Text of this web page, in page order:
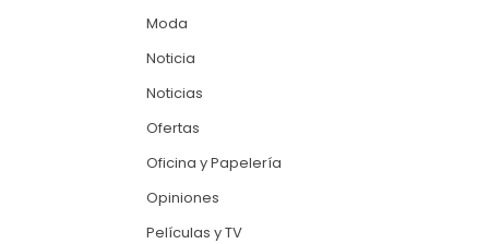
Moda
Noticia
Noticias
Ofertas
Oficina y Papelería
Opiniones
Películas y TV